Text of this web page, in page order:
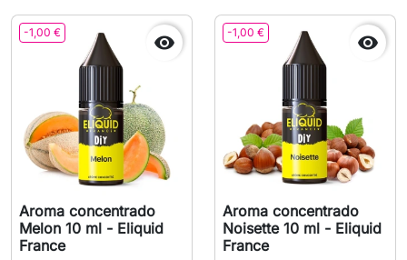
-1,00 € 
Aroma concentrado
Melon 10 ml - Eliquid
France
-1,00 € 
Aroma concentrado
Noisette 10 ml - Eliquid
France